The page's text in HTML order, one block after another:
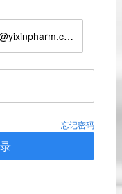
@yixinpharm.com
忘记密码